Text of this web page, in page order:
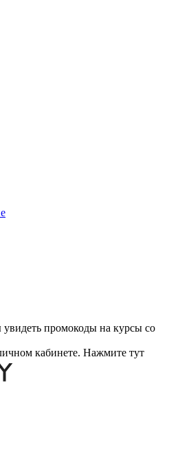
увидеть промокоды на курсы со
кабинете. Нажмите тут